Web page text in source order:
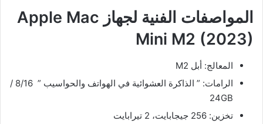
المواصفات الفنية لجهاز Apple Mac
Mini M2 (2023)
المعالج: أبل M2
الرامات: ” الذاكرة العشوائية في الهواتف والحواسيب ” 8/16 /
24GB
تخزين: 256 جيجابايت، 2 تيرابايت